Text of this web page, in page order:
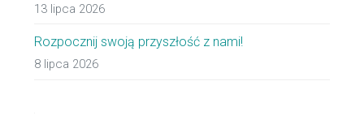
13 lipca 2026
Rozpocznij swoją przyszłość z nami!
8 lipca 2026